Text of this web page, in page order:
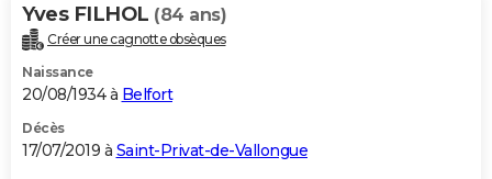
Yves FILHOL (84 ans)
Créer une cagnotte obsèques
Naissance
20/08/1934 à Belfort
Décès
17/07/2019 à Saint-Privat-de-Vallongue